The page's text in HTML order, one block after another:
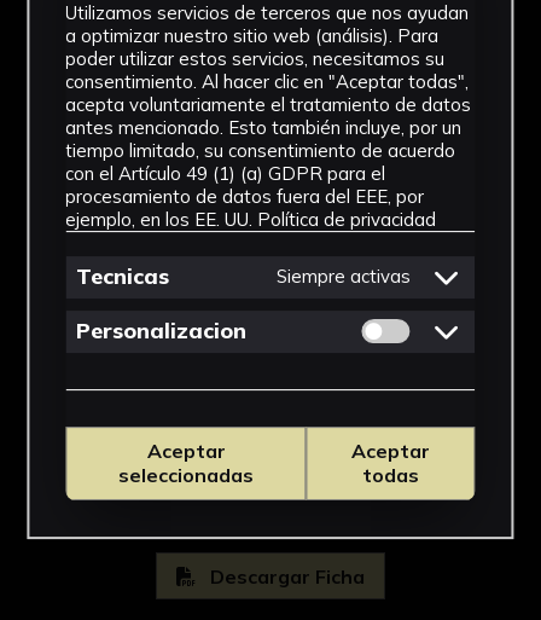
Muestra Botánica
Cronología
SF
Fondo
Fondo Herbario
Descargar Ficha
Utilizamos servicios de terceros que nos ayudan
a optimizar nuestro sitio web (análisis). Para
poder utilizar estos servicios, necesitamos su
consentimiento. Al hacer clic en "Aceptar todas",
acepta voluntariamente el tratamiento de datos
antes mencionado. Esto también incluye, por un
tiempo limitado, su consentimiento de acuerdo
con el Artículo 49 (1) (a) GDPR para el
procesamiento de datos fuera del EEE, por
ejemplo, en los EE. UU. Política de privacidad
Tecnicas Siempre activas
Personalizacion Permitir cookies
Aceptar
seleccionadas
Aceptar
todas